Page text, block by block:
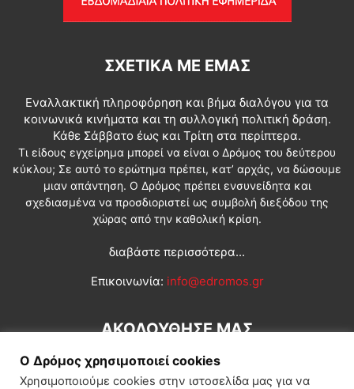
ΣΧΕΤΙΚΆ ΜΕ ΕΜΆΣ
Εναλλακτική πληροφόρηση και βήμα διαλόγου για τα
κοινωνικά κινήματα και τη συλλογική πολιτική δράση.
Κάθε Σάββατο έως και Τρίτη στα περίπτερα.
Τι είδους εγχείρημα μπορεί να είναι ο Δρόμος του δεύτερου
κύκλου; Σε αυτό το ερώτημα πρέπει, κατ’ αρχάς, να δώσουμε
μιαν απάντηση. Ο Δρόμος πρέπει ενσυνείδητα και
σχεδιασμένα να προσδιοριστεί ως συμβολή διεξόδου της
χώρας από την καθολική κρίση.
διαβάστε περισσότερα...
Επικοινωνία: info@edromos.gr
ΑΚΟΛΟΥΘΗΣΕ ΜΑΣ
Ο Δρόμος χρησιμοποιεί cookies
Χρησιμοποιούμε cookies στην ιστοσελίδα μας για να